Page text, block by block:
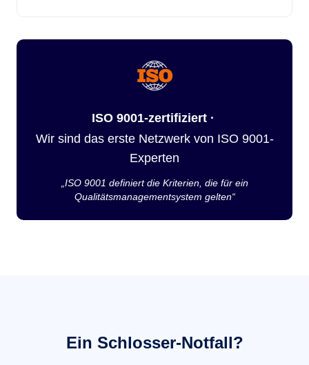
ISO 9001-zertifiziert ·
Wir sind das erste Netzwerk von ISO 9001-
Experten
„ISO 9001 definiert die Kriterien, die für ein
Qualitätsmanagementsystem gelten“
Ein Schlosser-Notfall?